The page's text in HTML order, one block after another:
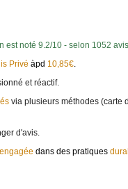
est noté 9.2/10 - selon 1052
Privé àpd 10,85€
et réactif.
via plusieurs méthodes (carte
d'avis.
engagée dans des pratiques